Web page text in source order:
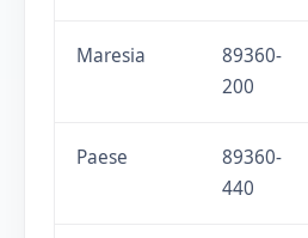
Maresia
89360-
200
Paese
89360-
440